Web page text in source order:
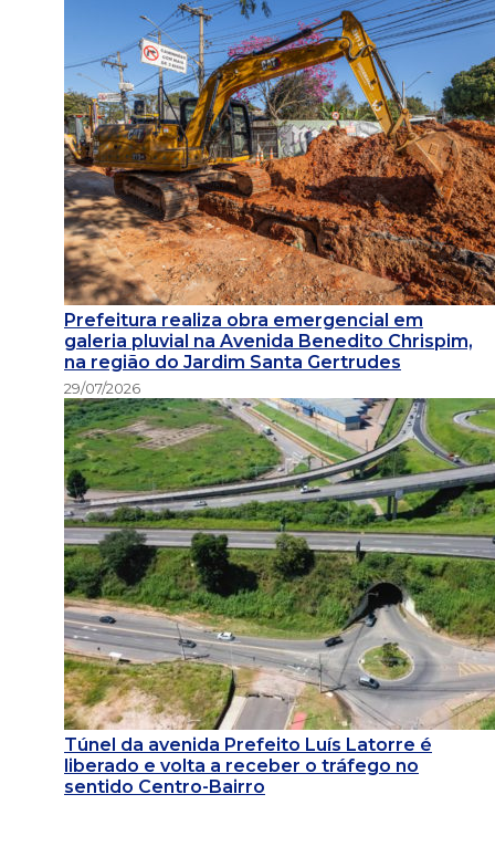
Prefeitura realiza obra emergencial em
galeria pluvial na Avenida Benedito Chrispim,
na região do Jardim Santa Gertrudes
29/07/2026
Túnel da avenida Prefeito Luís Latorre é
liberado e volta a receber o tráfego no
sentido Centro-Bairro